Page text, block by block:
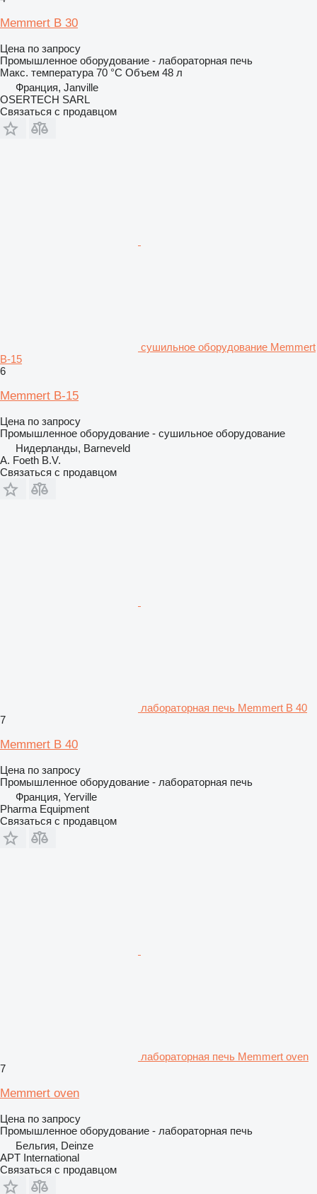
Memmert B 30
Цена по запросу
Промышленное оборудование - лабораторная печь
Макс. температура 70 °C Объем 48 л
Франция, Janville
OSERTECH SARL
Связаться с продавцом
сушильное оборудование Memmert
B-15
6
Memmert B-15
Цена по запросу
Промышленное оборудование - сушильное оборудование
Нидерланды, Barneveld
A. Foeth B.V.
Связаться с продавцом
лабораторная печь Memmert B 40
7
Memmert B 40
Цена по запросу
Промышленное оборудование - лабораторная печь
Франция, Yerville
Pharma Equipment
Связаться с продавцом
лабораторная печь Memmert oven
7
Memmert oven
Цена по запросу
Промышленное оборудование - лабораторная печь
Бельгия, Deinze
APT International
Связаться с продавцом